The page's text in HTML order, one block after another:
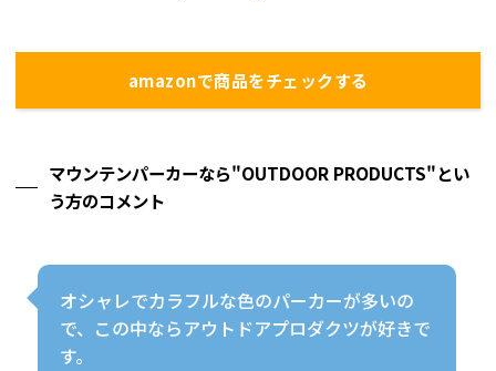
amazonで商品をチェックする
マウンテンパーカーなら"OUTDOOR PRODUCTS"とい
う方のコメント
オシャレでカラフルな色のパーカーが多いの
で、この中ならアウトドアプロダクツが好きで
す。